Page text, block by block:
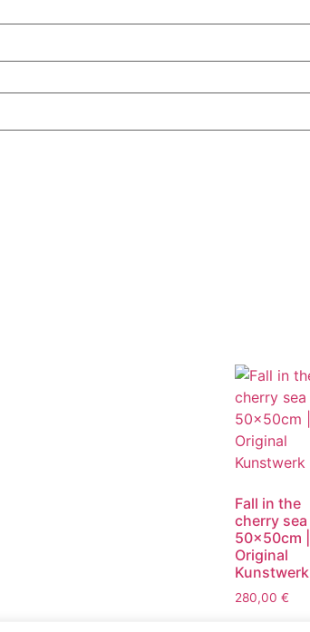
Fall in the
cherry sea |
50x50cm |
Original
Kunstwerk
280,00 €